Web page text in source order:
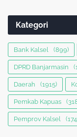
Kategori
Bank Kalsel (899)
DPRD Banjarmasin
Daerah (1915)
Pemkab Kapuas
Pemprov Kalsel